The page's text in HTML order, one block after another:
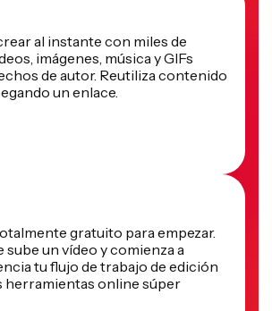
al instante con miles de
imágenes, música y GIFs
de autor. Reutiliza contenido
un enlace.
gratuito para empezar.
un vídeo y comienza a
tu flujo de trabajo de edición
herramientas online súper